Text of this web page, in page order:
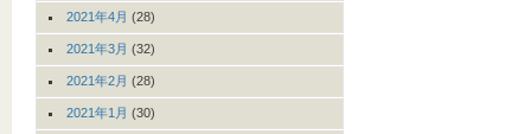
2021年4月 (28)
2021年3月 (32)
2021年2月 (28)
2021年1月 (30)